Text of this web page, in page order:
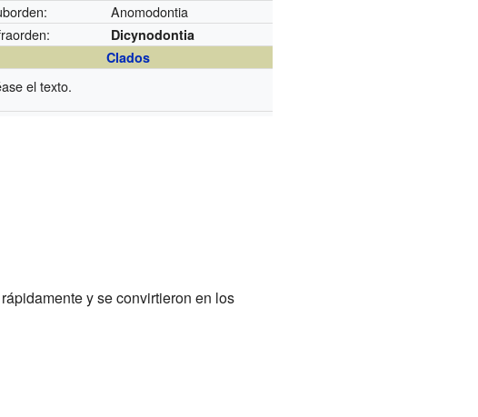
Anomodontia
Dicynodontia
Clados
el texto.
y se convirtieron en los